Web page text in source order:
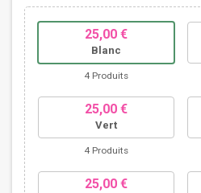
25,00 €
Blanc
4 Produits
25,00 €
Vert
4 Produits
25,00 €